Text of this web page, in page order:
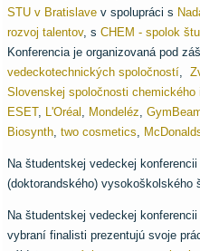
STU v Bratislave v spolupráci s
rozvoj talentov, s CHEM - spolok
Konferencia je organizovaná pod
vedeckotechnických spoločností,
Slovenskej spoločnosti chemického
ESET, L'Oréal , Mondeléz,
Biosynth, two cosmetics,
Na študentskej vedeckej
(doktorandského) vysokoškolského
Na študentskej vedeckej
vybraní finalisti prezentujú svoje